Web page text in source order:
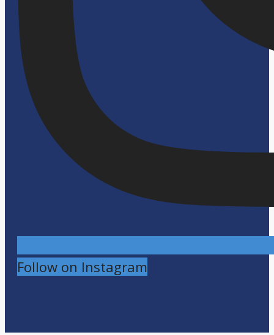
Follow on Instagram